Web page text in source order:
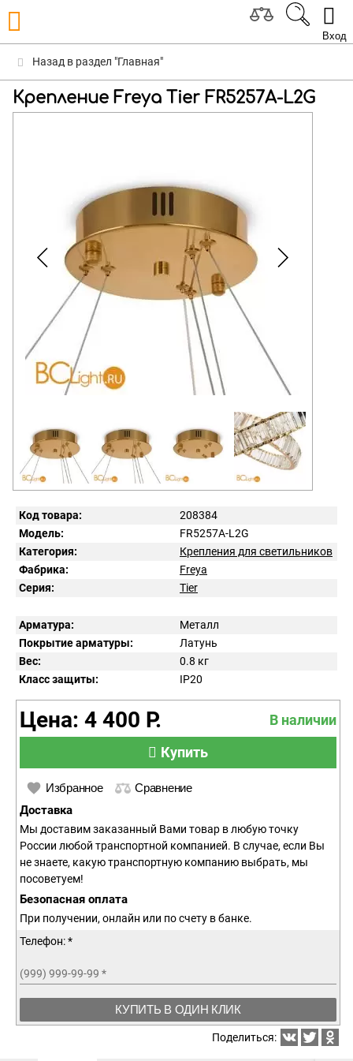
Вход
Назад в раздел "Главная"
Крепление Freya Tier FR5257A-L2G
Код товара:
208384
Модель:
FR5257A-L2G
Категория:
Крепления для светильников
Фабрика:
Freya
Серия:
Tier
Арматура:
Металл
Покрытие арматуры:
Латунь
Вес:
0.8 кг
Класс защиты:
IP20
Цена: 4 400 Р.
В наличии
Купить
Избранное Сравнение
Доставка
Мы доставим заказанный Вами товар в любую точку
России любой транспортной компанией. В случае, если Вы
не знаете, какую транспортную компанию выбрать, мы
посоветуем!
Безопасная оплата
При получении, онлайн или по счету в банке.
Телефон: *
(999) 999-99-99 *
КУПИТЬ В ОДИН КЛИК
Поделиться: